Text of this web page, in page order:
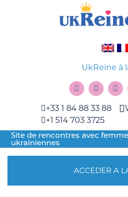
UkReine à
+33 1 84 88 33 88
+1 514 703 3725
Site de rencontres avec
ukrainiennes
ACCEDER A